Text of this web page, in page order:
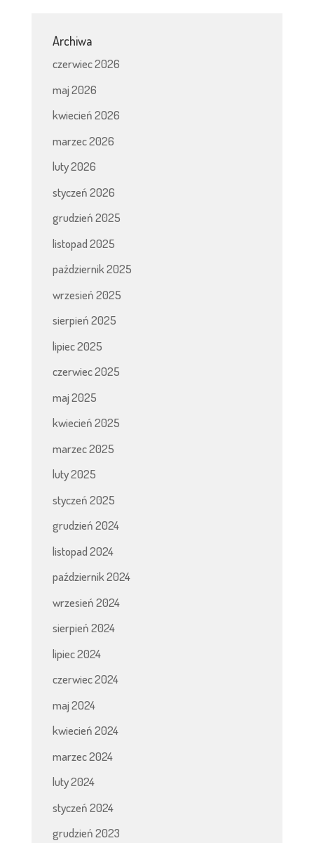
Archiwa
czerwiec 2026
maj 2026
kwiecień 2026
marzec 2026
luty 2026
styczeń 2026
grudzień 2025
listopad 2025
październik 2025
wrzesień 2025
sierpień 2025
lipiec 2025
czerwiec 2025
maj 2025
kwiecień 2025
marzec 2025
luty 2025
styczeń 2025
grudzień 2024
listopad 2024
październik 2024
wrzesień 2024
sierpień 2024
lipiec 2024
czerwiec 2024
maj 2024
kwiecień 2024
marzec 2024
luty 2024
styczeń 2024
grudzień 2023